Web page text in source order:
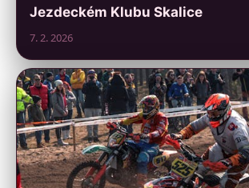
Jezdeckém Klubu Skalice
7. 2. 2026